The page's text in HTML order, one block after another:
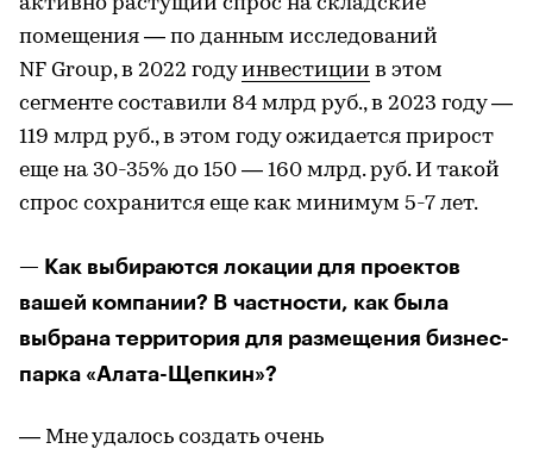
помещения — по данным исследований
NF Group, в 2022 годуинвестиции в этом
сегменте составили 84 млрд руб., в 2023 году —
119 млрд руб., в этом году ожидается прирост
еще на 30-35% до 150 — 160 млрд. руб. И такой
спрос сохранится еще как минимум 5-7 лет.
— Как выбираются локации для проектов
вашей компании? В частности, как была
выбрана территория для размещения бизнес-
парка «Алата-Щепкин»?
— Мне удалось создать очень